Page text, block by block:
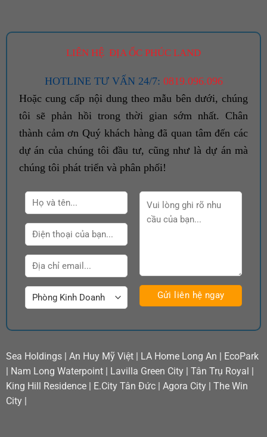
LIÊN HỆ ĐỊA ỐC PHÚC LAND
HOTLINE TƯ VẤN 24/7: 0819.096.096
Hoặc cung cấp nội dung theo mẫu bên dưới, chúng
tôi sẽ phản hồi trong thời gian sớm nhất. Chân
thành cảm ơn Quý khách hàng đã quan tâm đến các
dự án của chúng tôi đầu tư, cũng như là dự án mà
chúng tôi phát triển và phân phối!
Sea Holdings | An Huy Mỹ Việt | LA Home Long An | EcoPark
| Nam Long Waterpoint | Lavilla Green City | Tân Trụ Royal |
King Hill Residence | E.City Tân Đức | Agora City | The Win
City |